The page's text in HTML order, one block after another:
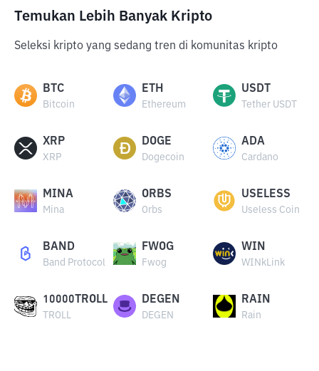
Temukan Lebih Banyak Kripto
Seleksi kripto yang sedang tren di komunitas kripto
BTC
Bitcoin
ETH
Ethereum
USDT
Tether USDT
XRP
XRP
DOGE
Dogecoin
ADA
Cardano
MINA
Mina
ORBS
Orbs
USELESS
Useless Coin
BAND
Band Protocol
FWOG
Fwog
WIN
WINkLink
10000TROLL
TROLL
DEGEN
DEGEN
RAIN
Rain